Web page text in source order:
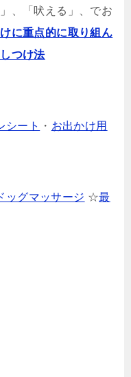
、「吠える」、でお
に重点的に取り組ん
つけ法
シート ・ お出かけ用
ッグマッサージ ☆最